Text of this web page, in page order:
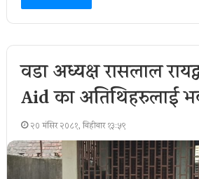
वडा अध्यक्ष रासलाल
Aid का अतिथिहरुलाई
२० मंसिर २०८१, बिहीबार १३:५९